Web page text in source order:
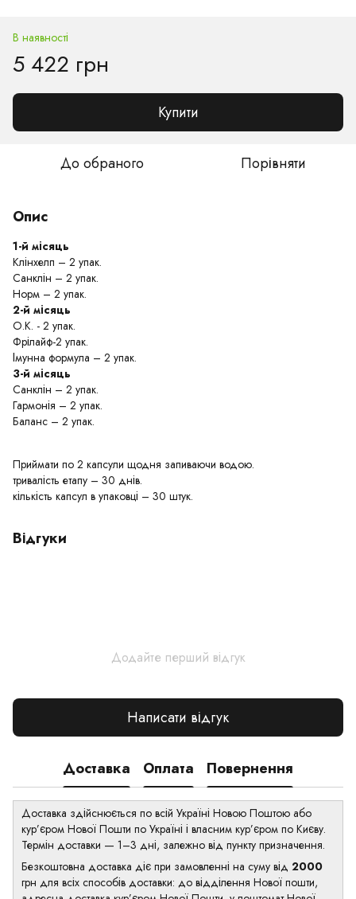
В наявності
5 422 грн
Купити
До обраного Порівняти
Опис
1-й місяць
Клінхелп – 2 упак.
Санклін – 2 упак.
Норм – 2 упак.
2-й місяць
О.К. - 2 упак.
Фрілайф-2 упак.
Імунна формула – 2 упак.
3-й місяць
Санклін – 2 упак.
Гармонія – 2 упак.
Баланс – 2 упак.
Приймати по 2 капсули щодня запиваючи водою.
тривалість етапу – 30 днів.
кількість капсул в упаковці – 30 штук.
Відгуки
Додайте перший відгук
Написати відгук
Доставка Оплата Повернення
Доставка здійснюється по всій Україні Новою Поштою або
кур’єром Нової Пошти по Україні і власним кур’єром по Києву.
Термін доставки — 1–3 дні, залежно від пункту призначення.
Безкоштовна доставка діє при замовленні на суму від 2000
грн для всіх способів доставки: до відділення Нової пошти,